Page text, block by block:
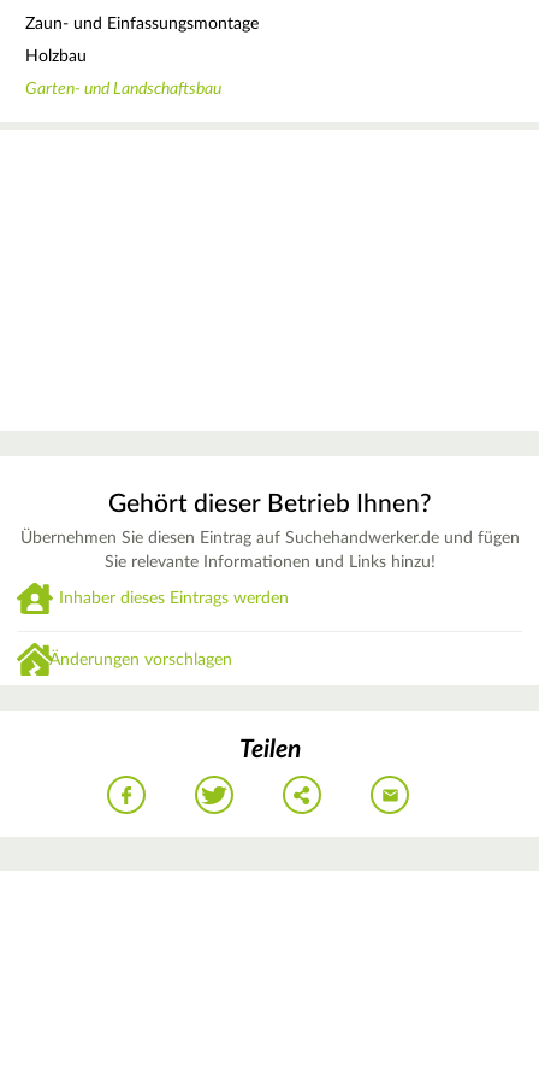
Zaun- und Einfassungsmontage
Holzbau
Garten- und Landschaftsbau
Gehört dieser Betrieb Ihnen?
Übernehmen Sie diesen Eintrag auf Suchehandwerker.de und fügen
Sie relevante Informationen und Links hinzu!
Inhaber dieses Eintrags werden
Änderungen vorschlagen
Teilen